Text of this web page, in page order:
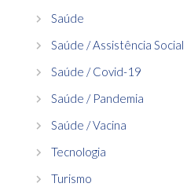
Saúde
Saúde / Assistência Social
Saúde / Covid-19
Saúde / Pandemia
Saúde / Vacina
Tecnologia
Turismo